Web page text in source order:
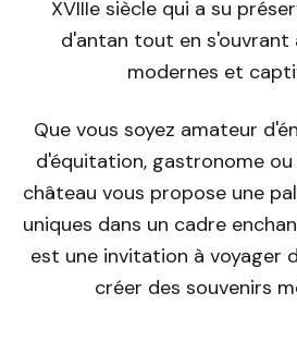
XVIIIe siècle qui a su
d'antan tout en s'ouvrant
modernes et
Que vous soyez amateur
d'équitation, gastronome
château vous propose une
uniques dans un cadre
est une invitation à voyager
créer des souvenirs